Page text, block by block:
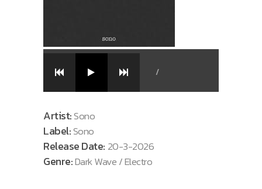
/
Artist:Sono
Label:Sono
Release Date: 20-3-2026
Genre:Dark Wave / Electro